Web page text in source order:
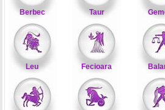
Berbec Taur
Leu Fecioara